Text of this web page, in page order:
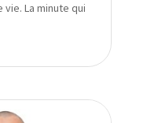
La minute qui